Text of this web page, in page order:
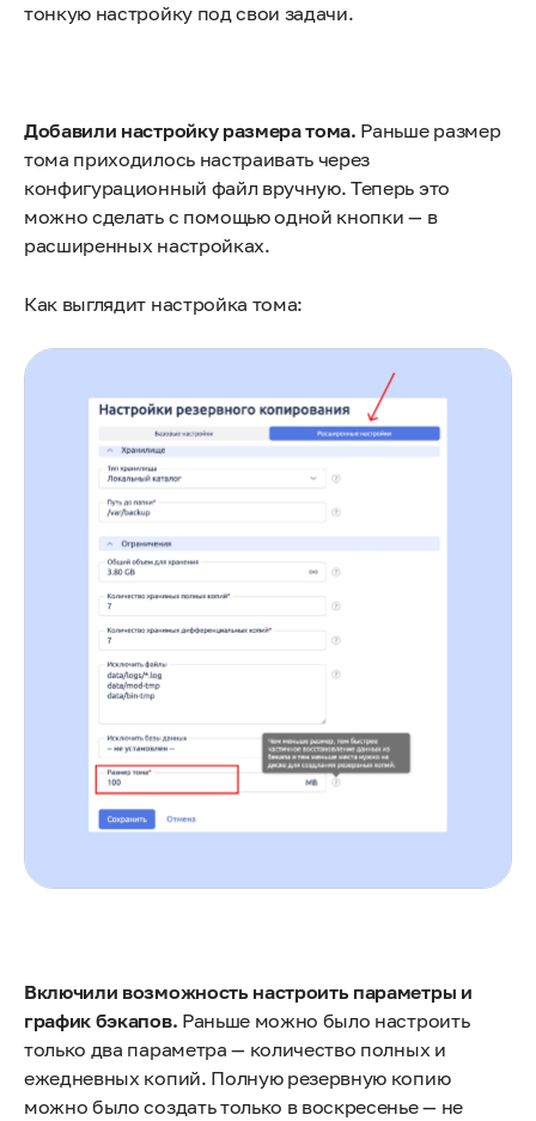
тонкую настройку под свои задачи.
Добавили настройку размера тома. Раньше размер
тома приходилось настраивать через
конфигурационный файл вручную. Теперь это
можно сделать с помощью одной кнопки — в
расширенных настройках.
Как выглядит настройка тома:
Включили возможность настроить параметры и
график бэкапов. Раньше можно было настроить
только два параметра — количество полных и
ежедневных копий. Полную резервную копию
можно было создать только в воскресенье — не